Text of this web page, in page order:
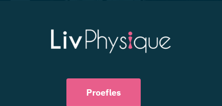
Proefles